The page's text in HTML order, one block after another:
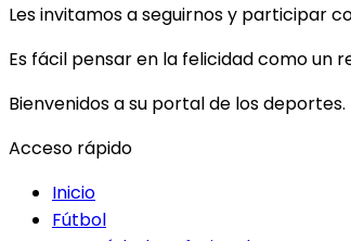
Les invitamos a seguirnos y participar
Es fácil pensar en la felicidad como un
Bienvenidos a su portal de los deportes.
Acceso rápido
Inicio
Fútbol